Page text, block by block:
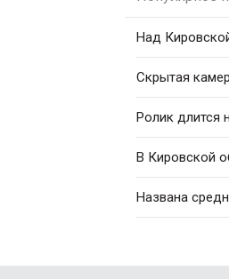
Над
Скрытая
Ролик длится
В Кировской
Названа